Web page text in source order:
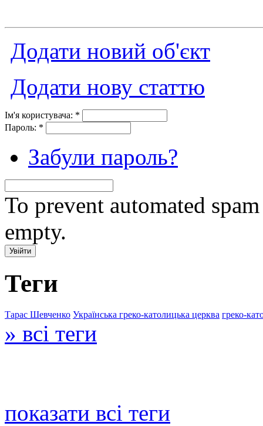
Додати новий об'єкт
Додати нову статтю
Ім'я користувача: *
Пароль: *
Забули пароль?
To prevent automated
empty.
Теги
Тарас Шевченко Українська греко-католицька церква греко-
» всі теги
показати всі теги